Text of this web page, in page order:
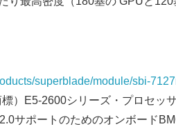
superblade/module/sbi-
）E5-2600シリーズ・プロセッ
サポートのためのオンボード